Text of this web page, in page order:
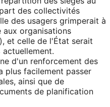
des collectivités
des usagers grimperait à
aux organisations
et celle de l'État serait
actuellement.
d'un renforcement des
plus facilement passer
ainsi que de
de planification